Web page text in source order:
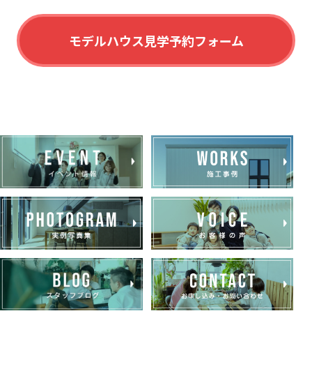
モデルハウス見学予約フォーム